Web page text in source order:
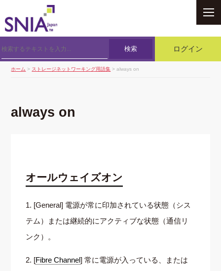
検索 ログイン
ホーム > ストレージネットワーキング用語集 > always on
always on
オールウェイズオン
1. [General] 電源が常に印加されている状態（シス
テム）または継続的にアクティブな状態（通信リ
ンク）。
2. [Fibre Channel] 常に電源が入っている、または